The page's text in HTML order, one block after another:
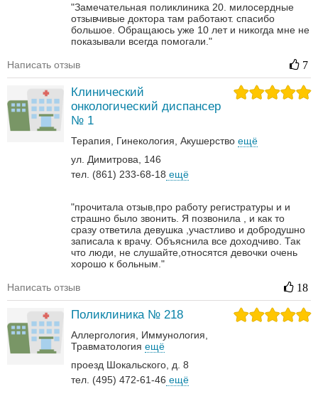
"Замечательная поликлиника 20. милосердные
отзывчивые доктора там работают. спасибо
большое. Обращаюсь уже 10 лет и никогда мне не
показывали всегда помогали."
Написать отзыв 7
Клинический
онкологический диспансер
№ 1
Терапия Гинекология Акушерство ещё
ул. Димитрова, 146
тел. (861) 233-68-18 ещё
"прочитала отзыв,про работу регистратуры и и
страшно было звонить. Я позвонила , и как то
сразу ответила девушка ,участливо и добродушно
записала к врачу. Объяснила все доходчиво. Так
что люди, не слушайте,относятся девочки очень
хорошо к больным."
Написать отзыв 18
Поликлиника № 218
Аллергология
Иммунология
Травматология ещё
проезд Шокальского, д. 8
тел. (495) 472-61-46 ещё